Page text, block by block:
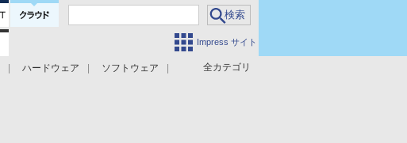
Impress サイト
全カテゴリ
ハードウェア
ソフトウェア